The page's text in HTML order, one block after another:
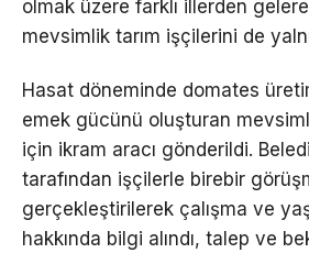
olmak üzere farklı illerden
mevsimlik tarım işçilerini de
Hasat döneminde domates
emek gücünü oluşturan
için ikram aracı gönderildi.
tarafından işçilerle birebir
gerçekleştirilerek çalışma ve
hakkında bilgi alındı, talep ve